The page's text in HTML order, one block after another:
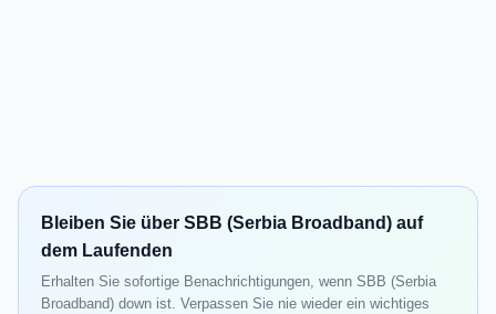
Bleiben Sie über SBB (Serbia Broadband) auf
dem Laufenden
Erhalten Sie sofortige Benachrichtigungen, wenn SBB (Serbia
Broadband) down ist. Verpassen Sie nie wieder ein wichtiges